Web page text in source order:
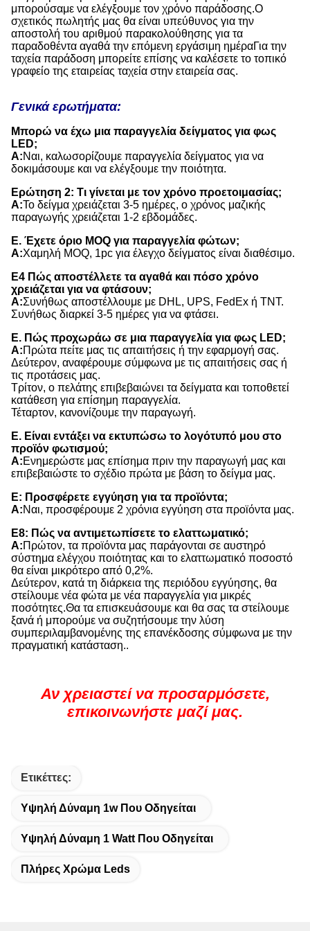
μπορούσαμε να ελέγξουμε τον χρόνο παράδοσης.Ο
σχετικός πωλητής μας θα είναι υπεύθυνος για την
αποστολή του αριθμού παρακολούθησης για τα
παραδοθέντα αγαθά την επόμενη εργάσιμη ημέραΓια την
ταχεία παράδοση μπορείτε επίσης να καλέσετε το τοπικό
γραφείο της εταιρείας ταχεία στην εταιρεία σας.
Γενικά ερωτήματα:
Μπορώ να έχω μια παραγγελία δείγματος για φως
LED;
Α:Ναι, καλωσορίζουμε παραγγελία δείγματος για να
δοκιμάσουμε και να ελέγξουμε την ποιότητα.
Ερώτηση 2: Τι γίνεται με τον χρόνο προετοιμασίας;
Α:Το δείγμα χρειάζεται 3-5 ημέρες, ο χρόνος μαζικής
παραγωγής χρειάζεται 1-2 εβδομάδες.
Ε. Έχετε όριο MOQ για παραγγελία φώτων;
Α:Χαμηλή MOQ, 1pc για έλεγχο δείγματος είναι διαθέσιμο.
Ε4 Πώς αποστέλλετε τα αγαθά και πόσο χρόνο
χρειάζεται για να φτάσουν;
Α:Συνήθως αποστέλλουμε με DHL, UPS, FedEx ή TNT.
Συνήθως διαρκεί 3-5 ημέρες για να φτάσει.
Ε. Πώς προχωράω σε μια παραγγελία για φως LED;
Α:Πρώτα πείτε μας τις απαιτήσεις ή την εφαρμογή σας.
Δεύτερον, αναφέρουμε σύμφωνα με τις απαιτήσεις σας ή
τις προτάσεις μας.
Τρίτον, ο πελάτης επιβεβαιώνει τα δείγματα και τοποθετεί
κατάθεση για επίσημη παραγγελία.
Τέταρτον, κανονίζουμε την παραγωγή.
Ε. Είναι εντάξει να εκτυπώσω το λογότυπό μου στο
προϊόν φωτισμού;
Α:Ενημερώστε μας επίσημα πριν την παραγωγή μας και
επιβεβαιώστε το σχέδιο πρώτα με βάση το δείγμα μας.
Ε: Προσφέρετε εγγύηση για τα προϊόντα;
Α:Ναι, προσφέρουμε 2 χρόνια εγγύηση στα προϊόντα μας.
Ε8: Πώς να αντιμετωπίσετε το ελαττωματικό;
Α:Πρώτον, τα προϊόντα μας παράγονται σε αυστηρό
σύστημα ελέγχου ποιότητας και το ελαττωματικό ποσοστό
θα είναι μικρότερο από 0,2%.
Δεύτερον, κατά τη διάρκεια της περιόδου εγγύησης, θα
στείλουμε νέα φώτα με νέα παραγγελία για μικρές
ποσότητες.Θα τα επισκευάσουμε και θα σας τα στείλουμε
ξανά ή μπορούμε να συζητήσουμε την λύση
συμπεριλαμβανομένης της επανέκδοσης σύμφωνα με την
πραγματική κατάσταση..
Αν χρειαστεί να προσαρμόσετε,
επικοινωνήστε μαζί μας.
Ετικέττες:
Υψηλή Δύναμη 1w Που Οδηγείται
Υψηλή Δύναμη 1 Watt Που Οδηγείται
Πλήρες Χρώμα Leds